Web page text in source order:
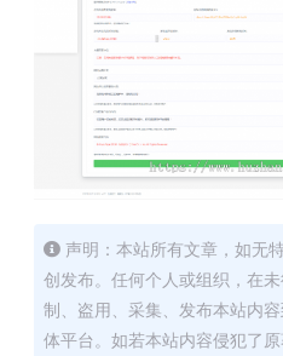
声明：本站所有文章，如无
创发布。任何个人或组织，在
制、盗用、采集、发布本站内
体平台。如若本站内容侵犯了